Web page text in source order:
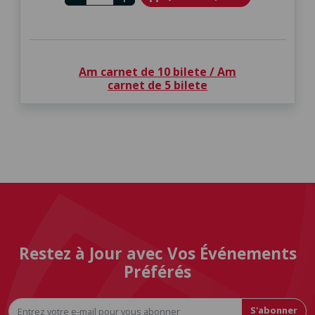
Am carnet de 10 bilete / Am
carnet de 5 bilete
Restez à Jour avec Vos Événements
Préférés
S'abonner